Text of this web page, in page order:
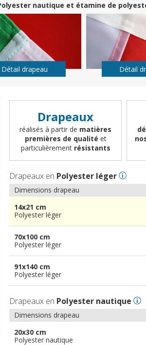
nautique et étamine de
Détail drapeau Détail
Drapeaux
réalisés à partir de matières
premières de qualité et
particulièrement résistants
Drapeaux en Polyester léger
Dimensions drapeau
14x21 cm
Polyester léger
70x100 cm
Polyester léger
91x140 cm
Polyester léger
Drapeaux en Polyester nautique
Dimensions drapeau
20x30 cm
Polyester nautique